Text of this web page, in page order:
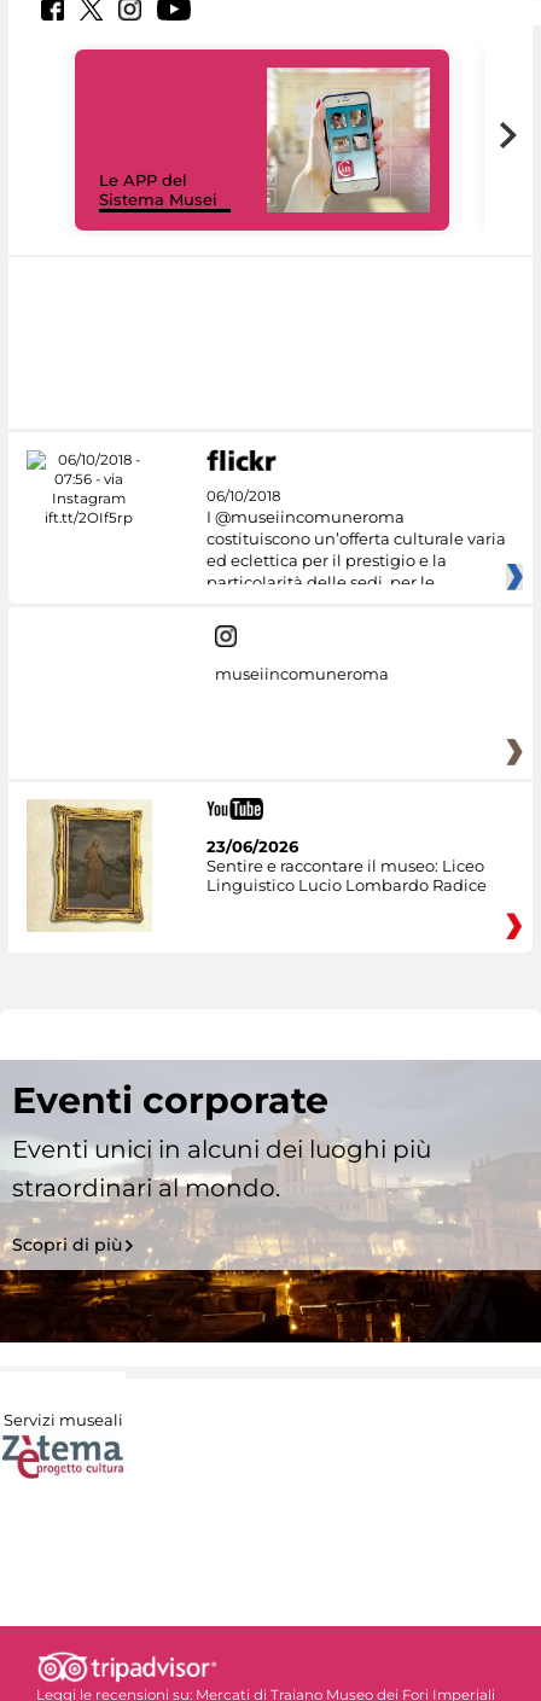
Le APP del
Sistema Musei
06/10/2018
I @museiincomuneroma
costituiscono un’offerta culturale varia
ed eclettica per il prestigio e la
particolarità delle sedi, per le
museiincomuneroma
23/06/2026
Sentire e raccontare il museo: Liceo
Linguistico Lucio Lombardo Radice
Eventi corporate
Eventi unici in alcuni dei luoghi più
straordinari al mondo.
Scopri di più
Servizi museali
Leggi le recensioni su: Mercati di Traiano Museo dei Fori Imperiali